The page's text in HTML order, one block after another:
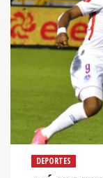
DEPORTES